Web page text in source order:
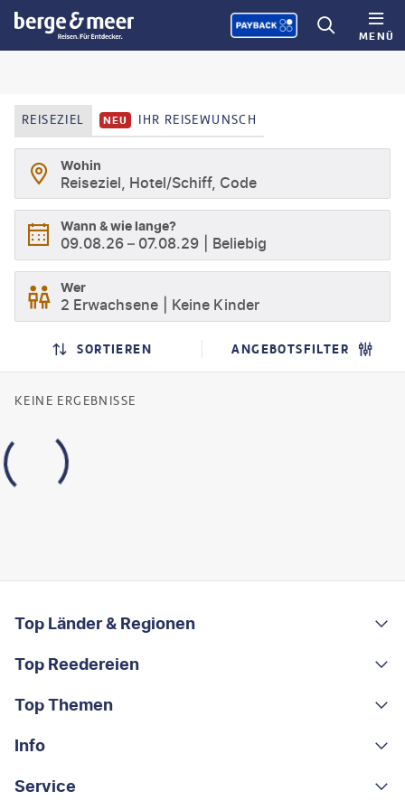
MENÜ
REISEZIEL NEU IHR REISEWUNSCH
Wohin
Reiseziel, Hotel/Schiff, Code
Wann & wie lange?
09.08.26 – 07.08.29 Beliebig
Wer
2 Erwachsene Keine Kinder
SUCHLISTENSEITE
SUCHERGEBNISSE
SORTIEREN ANGEBOTSFILTER
KEINE ERGEBNISSE
Footer navigation
Top Länder & Regionen
Portugal
Albanien
Griechenland
Top Reedereien
AIDA
MSC Cruises
Costa Kreuzfahrten
Top Themen
Rundreisen
Kleingruppen-Rundreisen
Info
Über uns
Service